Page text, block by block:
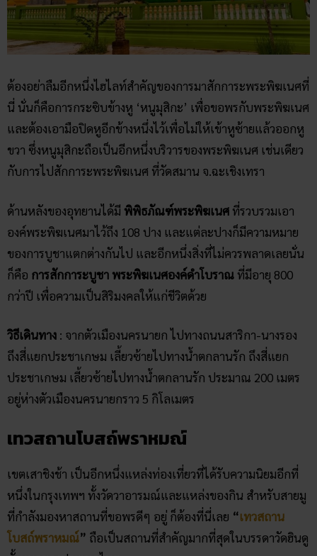
ต้องอย่าลืมอีกหนึ่งไฮไลท์สำคัญของการมาสักการะพระพิฆเนศที่
นี่ นั่นก็คือการกระซิบข้างหู ‘หนูมุสิกะ’ เพื่อขอพรกับพระพิฆเนศ
และต้องเอามือปิดหูอีกข้างหนึ่งไว้เพื่อไม่ให้เข้าหูซ้ายแล้วออกหู
ขวา ซึ่งหนูมุสิกะถือเป็นอีกหนึ่งบริวารของพระพิฆเนศ เช่นเดียว
กับการไปสักการะพระพิฆเนศ ที่วัดสมาน จ.ฉะเชิงเทรา
ด้านหลังของอุทยานได้มี พิพิธภัณฑ์พระพิฆเนศ ที่รวบรวมเอา
องค์พระพิฆเนศมาไว้ถึง 108 ปาง และแต่ละปางก็มีความหมาย
ของการบูชาแตกต่างกันไป และอีกหนึ่งสิ่งที่ไม่ควรพลาดเลยนั่น
ก็คือ การสักการะบูชา พระพิฆเนศองค์ดำโบราณ ที่มีอายุ 800
กว่าปี เพื่อความเป็นสิริมงคลให้แก่ชีวิตด้วย
วิธีเดินทาง : จากตัวเมืองนครนายก ไปทางถนนสาริกา-นางรอง
ถึงสี่แยกประชาเกษม เลี้ยวซ้ายไปทางน้ำตกลานรัก ถึงสี่แยก
ประชาเกษม เลี้ยวซ้ายไปทางน้ำตกลานรัก ประมาณ 200 เมตร
อยู่ห่างตัวเมืองนครนายกราว 5 กิโลเมตร
เทวสถานโบสถ์พราหมณ์
เขตเสาชิงช้า เป็นอีกหนึ่งแหล่งท่องเที่ยวที่ได้รับความนิยมอีกที่
หนึ่งในกรุงเทพฯ ทั้งวัดวาอารมณ์และแหล่งของกิน สำหรับสายมู
ที่กำลังมองหาสถานที่ขอพรดีๆ อยู่ ก็ต้องที่นี่เลย “เทวสถาน
โบสถ์พราหมณ์” ถือเป็นสถานที่สำคัญมากที่สุดในบรรดาวัดฮินดู